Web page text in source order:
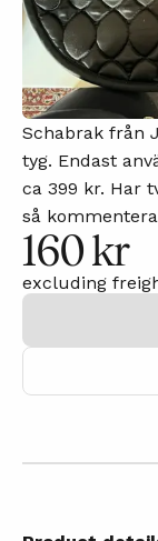
Schabrak från
tyg. Endast
ca 399 kr. Har
så
160 kr
excluding